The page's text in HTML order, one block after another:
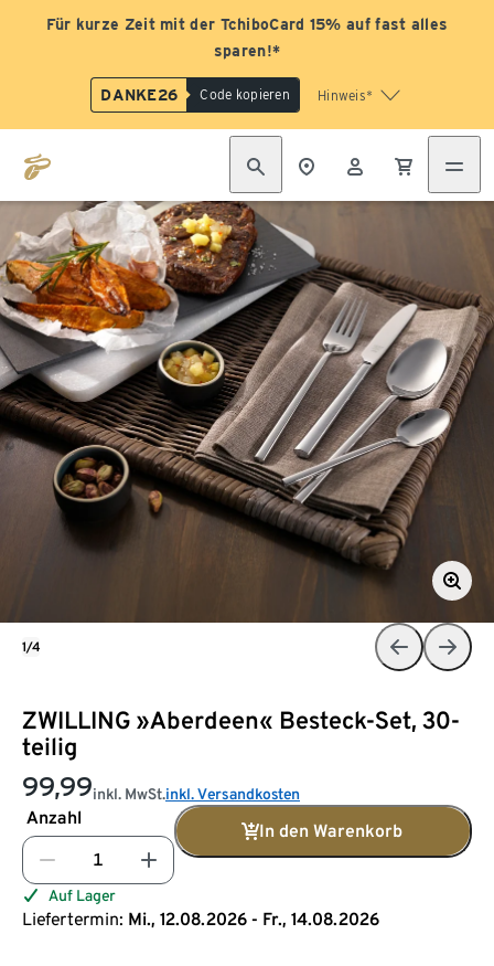
Für kurze Zeit mit der TchiboCard 15% auf fast alles
sparen!*
DANKE26 Code kopieren Hinweis*
ZWILLING »Aberdeen« Besteck-Set, 30-
teilig
99,99inkl. MwSt.inkl. Versandkosten
Anzahl
In den Warenkorb
Auf Lager
Liefertermin: Mi., 12.08.2026 - Fr., 14.08.2026
1/4